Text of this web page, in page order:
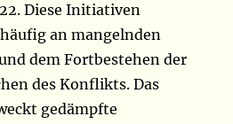
Diese Initiativen
an mangelnden
dem Fortbestehen der
des Konflikts. Das
gedämpfte